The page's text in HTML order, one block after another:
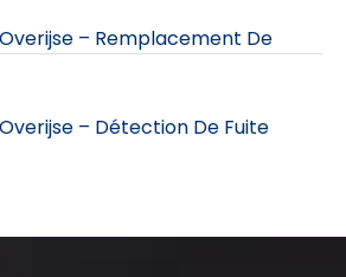
– Remplacement De
– Détection De Fuite